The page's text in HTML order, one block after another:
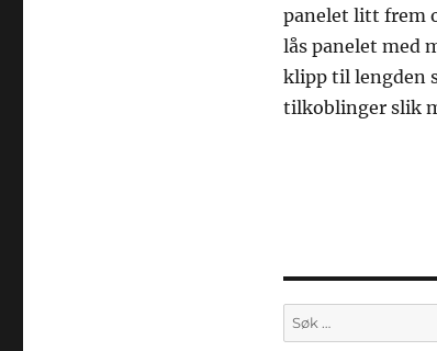
panelet litt frem
lås panelet med
klipp til lengden
tilkoblinger slik
Søk
etter: